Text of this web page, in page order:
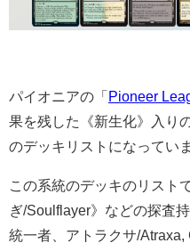
パイオニアの「 Pioneer
果を残した《新生化》入り
のデッキリストになってい
この系統のデッキのリスト
ぎ/Soulflayer》などの探査
統一者、アトラクサ/